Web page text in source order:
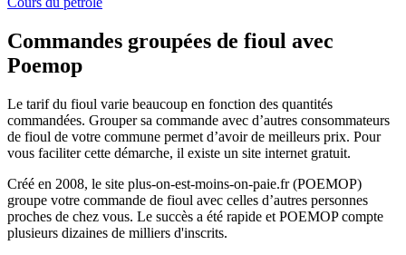
Commandes groupées de fioul avec
Poemop
Le tarif du fioul varie beaucoup en fonction des quantités
commandées. Grouper sa commande avec d’autres consommateurs
de fioul de votre commune permet d’avoir de meilleurs prix. Pour
vous faciliter cette démarche, il existe un site internet gratuit.
Créé en 2008, le site plus-on-est-moins-on-paie.fr (POEMOP)
groupe votre commande de fioul avec celles d’autres personnes
proches de chez vous. Le succès a été rapide et POEMOP compte
plusieurs dizaines de milliers d'inscrits.